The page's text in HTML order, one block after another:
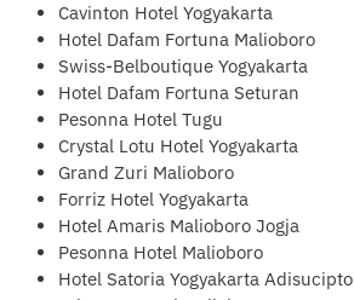
Cavinton Hotel Yogyakarta
Hotel Dafam Fortuna Malioboro
Swiss-Belboutique Yogyakarta
Hotel Dafam Fortuna Seturan
Pesonna Hotel Tugu
Crystal Lotu Hotel Yogyakarta
Grand Zuri Malioboro
Forriz Hotel Yogyakarta
Hotel Amaris Malioboro Jogja
Pesonna Hotel Malioboro
Hotel Satoria Yogyakarta Adisucipto